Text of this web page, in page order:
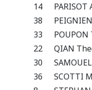
14
PARISOT
38
33
22
QIAN
30
36
SCOTTI